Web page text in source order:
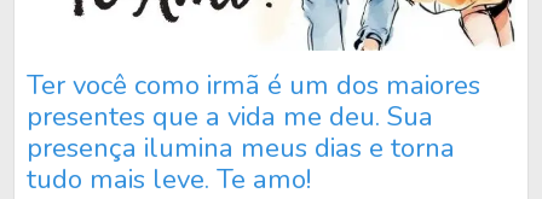
Ter você como irmã é um dos maiores
presentes que a vida me deu. Sua
presença ilumina meus dias e torna
tudo mais leve. Te amo!